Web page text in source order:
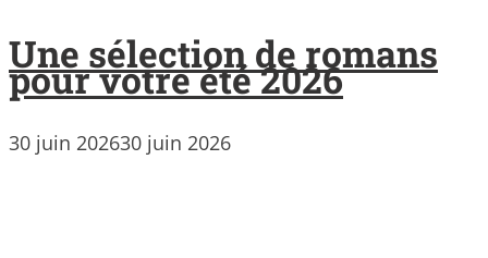
Une sélection de romans
pour votre été 2026
30 juin 202630 juin 2026